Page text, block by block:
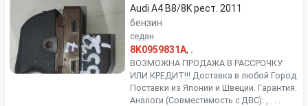
Audi A4 B8/8K рест. 2011
бензин
седан
8K0959831A, .
ВОЗМОЖНА ПРОДАЖА В РАССРОЧКУ
ИЛИ КРЕДИТ!!! Доставка в любой Город.
Поставки из Японии и Швеции. Гарантия.
Аналоги (Совместимость с ДВС): , . . .